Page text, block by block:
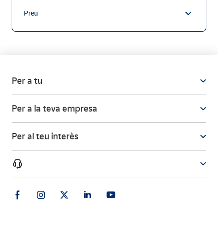
Preu
Per a tu
Per a la teva empresa
Per al teu interès